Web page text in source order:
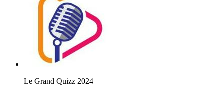
Le Grand Quizz 2024